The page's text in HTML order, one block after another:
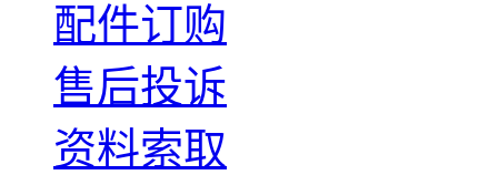
配件订购
售后投诉
资料索取